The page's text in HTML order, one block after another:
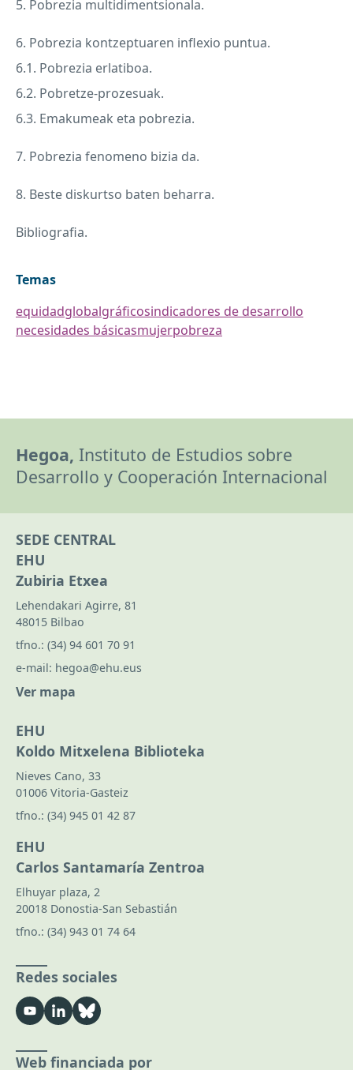
5. Pobrezia multidimentsionala.
6. Pobrezia kontzeptuaren inflexio puntua.
6.1. Pobrezia erlatiboa.
6.2. Pobretze-prozesuak.
6.3. Emakumeak eta pobrezia.
7. Pobrezia fenomeno bizia da.
8. Beste diskurtso baten beharra.
Bibliografia.
Temas
equidadglobalgráficosindicadores de desarrollo
necesidades básicasmujerpobreza
Hegoa, Instituto de Estudios sobre
Desarrollo y Cooperación Internacional
SEDE CENTRAL
EHU
Zubiria Etxea
Lehendakari Agirre, 81
48015 Bilbao
tfno.: (34) 94 601 70 91
e-mail: hegoa@ehu.eus
Ver mapa
EHU
Koldo Mitxelena Biblioteka
Nieves Cano, 33
01006 Vitoria-Gasteiz
tfno.: (34) 945 01 42 87
EHU
Carlos Santamaría Zentroa
Elhuyar plaza, 2
20018 Donostia-San Sebastián
tfno.: (34) 943 01 74 64
Redes sociales
Web financiada por